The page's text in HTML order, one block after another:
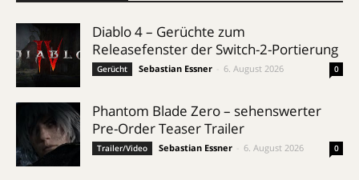
Diablo 4 – Gerüchte zum
Releasefenster der Switch-2-Portierung
Gerücht Sebastian Essner 6. August 2026 0
Phantom Blade Zero – sehenswerter
Pre-Order Teaser Trailer
Trailer/Video Sebastian Essner 6. August 2026 0